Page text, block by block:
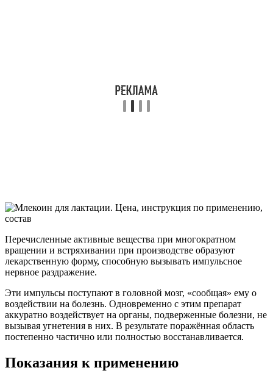
Перечисленные активные вещества при многократном
вращении и встряхивании при производстве образуют
лекарственную форму, способную вызывать импульсное
нервное раздражение.
Эти импульсы поступают в головной мозг, «сообщая» ему о
воздействии на болезнь. Одновременно с этим препарат
аккуратно воздействует на органы, подверженные болезни, не
вызывая угнетения в них. В результате поражённая область
постепенно частично или полностью восстанавливается.
Показания к применению